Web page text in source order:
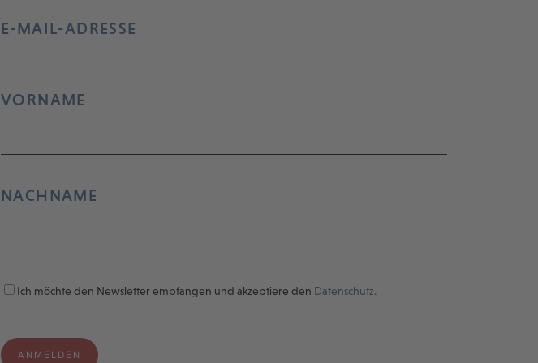
E-MAIL-ADRESSE
VORNAME
NACHNAME
Ich möchte den Newsletter empfangen und akzeptiere den Datenschutz.